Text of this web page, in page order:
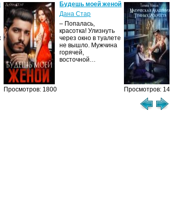
Просмотров: 1800
Будешь моей женой
Дана Стар
– Попалась,
красотка! Улизнуть
через окно в туалете
не вышло. Мужчина
горячей,
восточной…
Просмотров: 1462